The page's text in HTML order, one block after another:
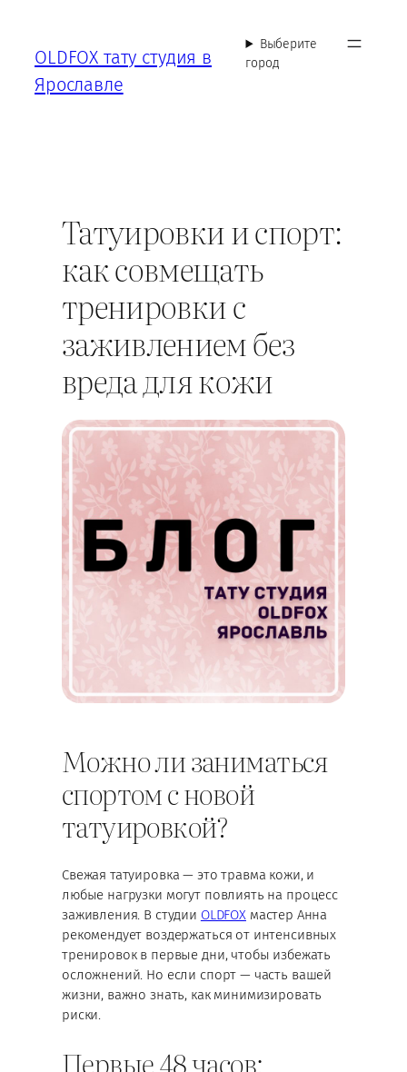
содержимому
OLDFOX тату студия в
Ярославле
Выберите
город
Татуировки и спорт:
как совмещать
тренировки с
заживлением без
вреда для кожи
Можно ли заниматься
спортом с новой
татуировкой?
Свежая татуировка — это травма кожи, и
любые нагрузки могут повлиять на процесс
заживления. В студии OLDFOXмастер Анна
рекомендует воздержаться от интенсивных
тренировок в первые дни, чтобы избежать
осложнений. Но если спорт — часть вашей
жизни, важно знать, как минимизировать
риски.
Первые 48 часов: